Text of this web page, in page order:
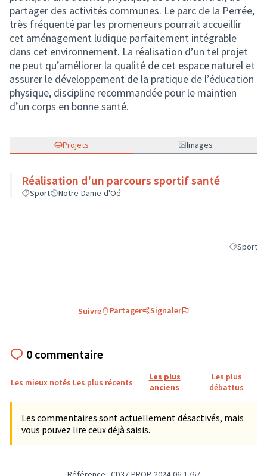
partager des activités communes. Le parc de la Perrée,
très fréquenté par les promeneurs pourrait accueillir
cet aménagement ludique parfaitement intégrable
dans cet environnement. La réalisation d’un tel projet
ne peut qu’améliorer la qualité de cet espace naturel et
assurer le développement de la pratique de l’éducation
physique, discipline recommandée pour le maintien
d’un corps en bonne santé.
Projets Images
Réalisation d'un parcours sportif santé
Sport Notre-Dame-d'Oé
Filtrer les
Sport
Suivre Partager Signaler
0 commentaire
Les mieux notés Les plus récents
Les plus
anciens
Les plus
débattus
Les commentaires sont actuellement désactivés, mais
vous pouvez lire ceux déjà saisis.